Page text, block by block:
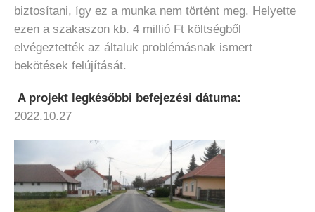
biztosítani, így ez a munka nem történt meg. Helyette
ezen a szakaszon kb. 4 millió Ft költségből
elvégeztették az általuk problémásnak ismert
bekötések felújítását.
A projekt legkésőbbi befejezési dátuma:
2022.10.27